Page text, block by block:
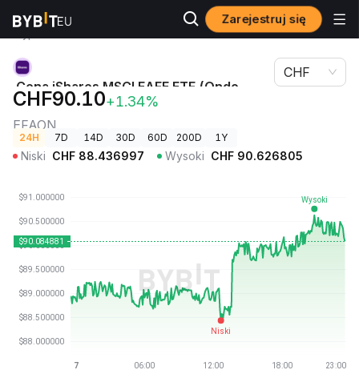
Zarejestruj się
Ceny
Cena iShares MSCI EAFE ETF (Ondo Tokenized ETF)
Cena iShares MSCI EAFE ETF (Ondo
Tokenized ETF)
EFAON
CHF90.10+1.34%
CHF
24H 7D 14D 30D 60D 200D 1Y
Niski CHF 88.436997 Wysoki CHF 90.626805